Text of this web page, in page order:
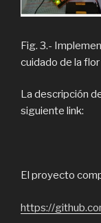
Fig. 3.-
cuidado de la
La descripción
siguiente link:
El proyecto
https://